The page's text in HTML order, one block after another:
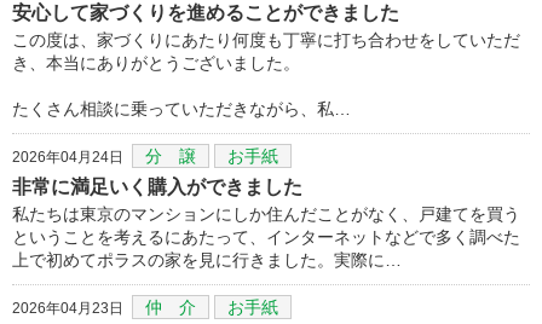
安心して家づくりを進めることができました
この度は、家づくりにあたり何度も丁寧に打ち合わせをしていただ
き、本当にありがとうございました。
たくさん相談に乗っていただきながら、私…
2026年04月24日 分 譲 お手紙
非常に満足いく購入ができました
私たちは東京のマンションにしか住んだことがなく、戸建てを買う
ということを考えるにあたって、インターネットなどで多く調べた
上で初めてポラスの家を見に行きました。実際に…
2026年04月23日 仲 介 お手紙